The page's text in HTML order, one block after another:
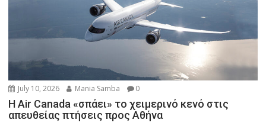
July 10, 2026 Mania Samba 0
Η Air Canada «σπάει» το χειμερινό κενό στις
απευθείας πτήσεις προς Αθήνα